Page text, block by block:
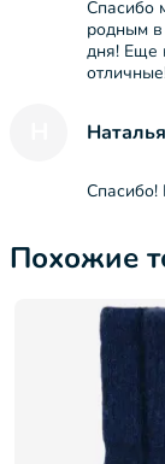
Спасибо
родным
дня! Еще
Спасибо!
Похожие